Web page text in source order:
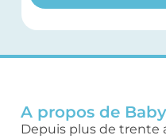
A propos de
Depuis plus de trente